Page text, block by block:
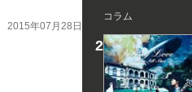
2015年07月28日
コラム